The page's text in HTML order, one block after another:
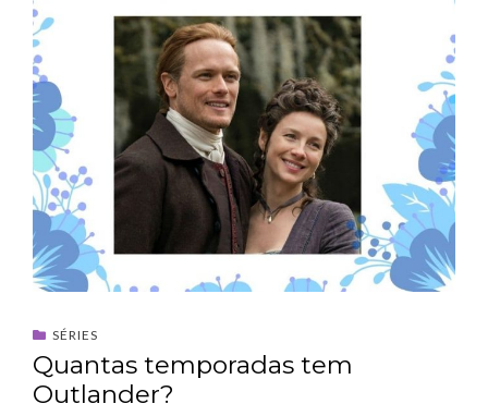
SÉRIES
Quantas temporadas tem
Outlander?